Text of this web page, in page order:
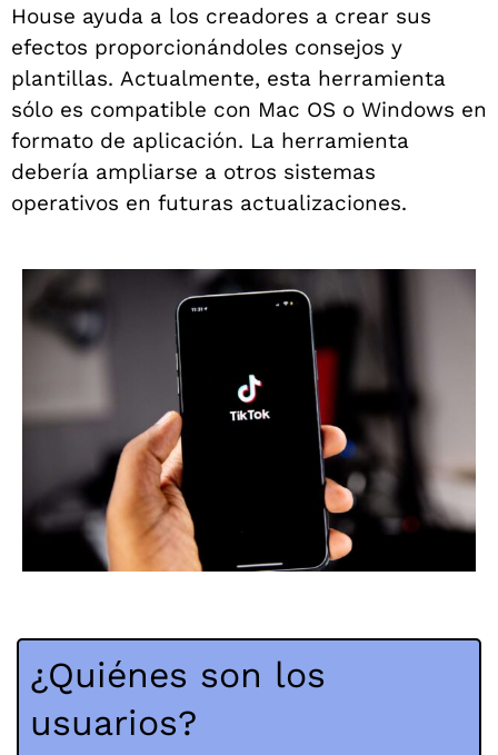
House ayuda a los creadores a crear sus
efectos proporcionándoles consejos y
plantillas. Actualmente, esta herramienta
sólo es compatible con Mac OS o Windows en
formato de aplicación. La herramienta
debería ampliarse a otros sistemas
operativos en futuras actualizaciones.
¿Quiénes son los
usuarios?